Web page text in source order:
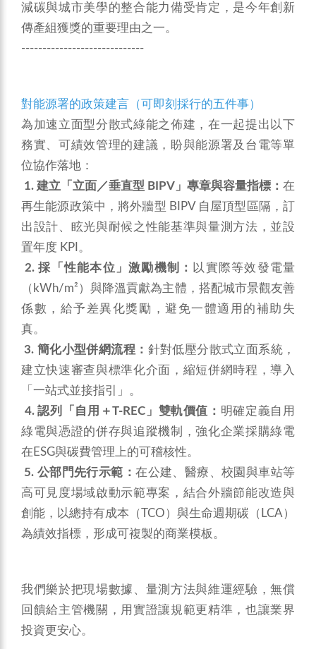
減碳與城市美學的整合能力備受肯定，是今年創新
傳產組獲獎的重要理由之一。
-----------------------------
對能源署的政策建言（可即刻採行的五件事）
為加速立面型分散式綠能之佈建，在一起提出以下
務實、可績效管理的建議，盼與能源署及台電等單
位協作落地：
1. 建立「立面／垂直型 BIPV」專章與容量指標： 在
再生能源政策中，將外牆型 BIPV 自屋頂型區隔，訂
出設計、眩光與耐候之性能基準與量測方法，並設
置年度 KPI。
2. 採「性能本位」激勵機制：
以實際等效發電量
（kWh/m²）與降溫貢獻為主體，搭配城市景觀友善
係數，給予差異化獎勵，避免一體適用的補助失
真。
3. 簡化小型併網流程： 針對低壓分散式立面系統，
建立快速審查與標準化介面，縮短併網時程，導入
「一站式並接指引」。
4. 認列「自用＋T‑REC」雙軌價值： 明確定義自用
綠電與憑證的併存與追蹤機制，強化企業採購綠電
在ESG與碳費管理上的可稽核性。
5. 公部門先行示範：在公建、醫療、校園與車站等
高可見度場域啟動示範專案，結合外牆節能改造與
創能，以總持有成本（TCO）與生命週期碳（LCA）
為績效指標，形成可複製的商業模板。
我們樂於把現場數據、量測方法與維運經驗，無償
回饋給主管機關，用實證讓規範更精準，也讓業界
投資更安心。